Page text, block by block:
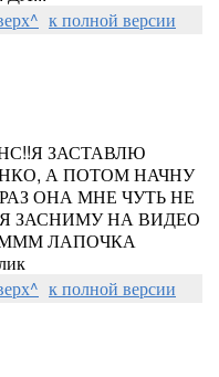
к полной версии
ЗАСТАВЛЮ
А ПОТОМ НАЧНУ
ОНА МНЕ ЧУТЬ НЕ
ЗАСНИМУ НА ВИДЕО
ЛАПОЧКА
к полной версии